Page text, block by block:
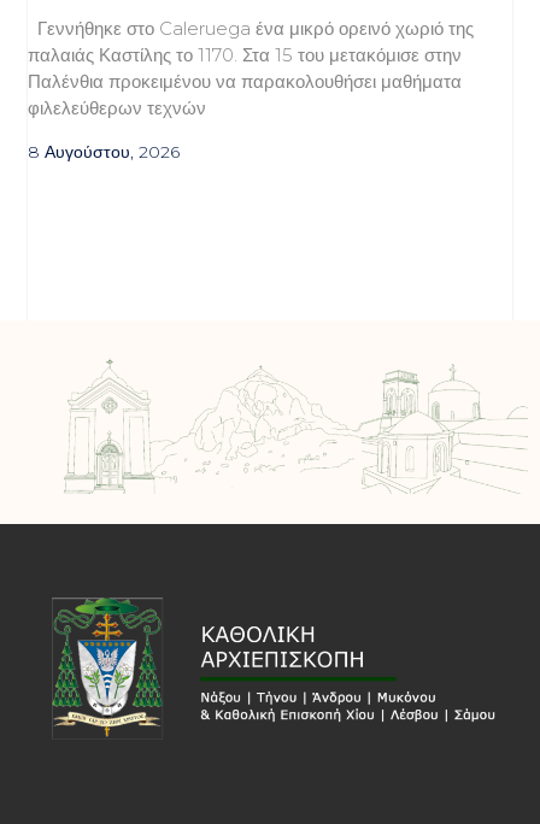
Γεννήθηκε στο Caleruega ένα μικρό ορεινό χωριό της
παλαιάς Καστίλης το 1170. Στα 15 του μετακόμισε στην
Παλένθια προκειμένου να παρακολουθήσει μαθήματα
φιλελεύθερων τεχνών
8 Αυγούστου, 2026